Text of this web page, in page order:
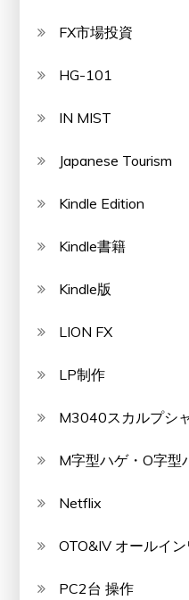
FX市場投資
HG-101
IN MIST
Japanese Tourism
Kindle Edition
Kindle書籍
Kindle版
LION FX
LP制作
M3040スカルプシ
M字型ハゲ・O字型
Netflix
OTO&IV オールイ
PC2台 操作